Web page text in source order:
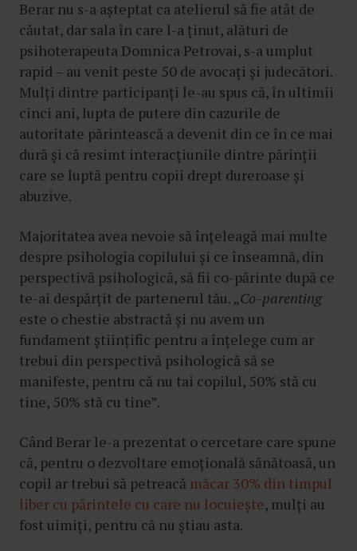
Berar nu s-a așteptat ca atelierul să fie atât de
căutat, dar sala în care l-a ținut, alături de
psihoterapeuta Domnica Petrovai, s-a umplut
rapid – au venit peste 50 de avocați și judecători.
Mulți dintre participanți le-au spus că, în ultimii
cinci ani, lupta de putere din cazurile de
autoritate părintească a devenit din ce în ce mai
dură și că resimt interacțiunile dintre părinții
care se luptă pentru copii drept dureroase și
abuzive.
Majoritatea avea nevoie să înțeleagă mai multe
despre psihologia copilului și ce înseamnă, din
perspectivă psihologică, să fii co-părinte după ce
te-ai despărțit de partenerul tău. „Co-parenting
este o chestie abstractă și nu avem un
fundament științific pentru a înțelege cum ar
trebui din perspectivă psihologică să se
manifeste, pentru că nu tai copilul, 50% stă cu
tine, 50% stă cu tine”.
Când Berar le-a prezentat o cercetare care spune
că, pentru o dezvoltare emoțională sănătoasă, un
copil ar trebui să petreacă măcar 30% din timpul
liber cu părintele cu care nu locuiește, mulți au
fost uimiți, pentru că nu știau asta.